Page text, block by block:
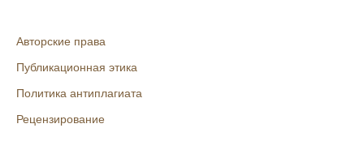
Авторские права
Публикационная этика
Политика антиплагиата
Рецензирование